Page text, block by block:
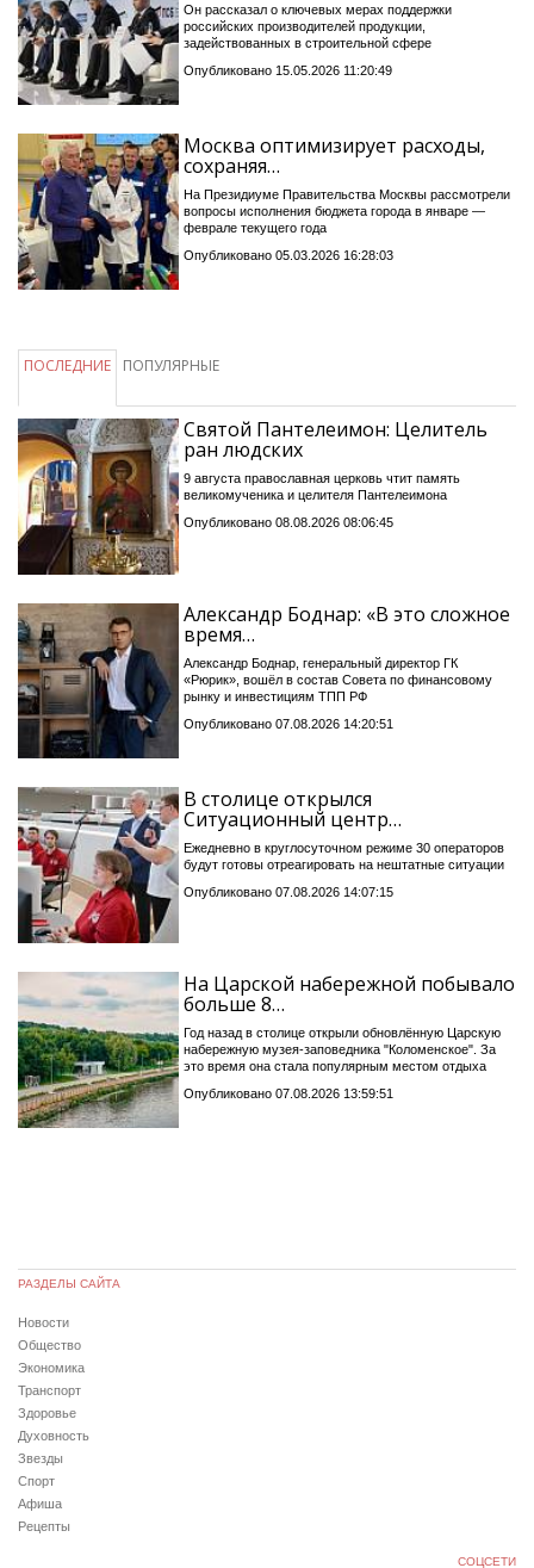
Он рассказал о ключевых мерах поддержки
российских производителей продукции,
задействованных в строительной сфере
Опубликовано 15.05.2026 11:20:49
Москва оптимизирует расходы,
сохраняя…
На Президиуме Правительства Москвы рассмотрели
вопросы исполнения бюджета города в январе —
феврале текущего года
Опубликовано 05.03.2026 16:28:03
ПОСЛЕДНИЕ ПОПУЛЯРНЫЕ
Святой Пантелеимон: Целитель
ран людских
9 августа православная церковь чтит память
великомученика и целителя Пантелеимона
Опубликовано 08.08.2026 08:06:45
Александр Боднар: «В это сложное
время…
Александр Боднар, генеральный директор ГК
«Рюрик», вошёл в состав Совета по финансовому
рынку и инвестициям ТПП РФ
Опубликовано 07.08.2026 14:20:51
В столице открылся
Ситуационный центр…
Ежедневно в круглосуточном режиме 30 операторов
будут готовы отреагировать на нештатные ситуации
Опубликовано 07.08.2026 14:07:15
На Царской набережной побывало
больше 8…
Год назад в столице открыли обновлённую Царскую
набережную музея-заповедника "Коломенское". За
это время она стала популярным местом отдыха
Опубликовано 07.08.2026 13:59:51
РАЗДЕЛЫ САЙТА
Новости
Общество
Экономика
Транспорт
Здоровье
Духовность
Звезды
Спорт
Афиша
Рецепты
СОЦСЕТИ